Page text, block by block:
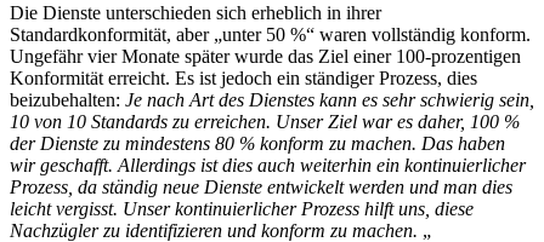
Die Dienste unterschieden sich erheblich in ihrer
Standardkonformität, aber „unter 50 %“ waren vollständig konform.
Ungefähr vier Monate später wurde das Ziel einer 100-prozentigen
Konformität erreicht. Es ist jedoch ein ständiger Prozess, dies
beizubehalten: Je nach Art des Dienstes kann es sehr schwierig sein,
10 von 10 Standards zu erreichen. Unser Ziel war es daher, 100 %
der Dienste zu mindestens 80 % konform zu machen. Das haben
wir geschafft. Allerdings ist dies auch weiterhin ein kontinuierlicher
Prozess, da ständig neue Dienste entwickelt werden und man dies
leicht vergisst. Unser kontinuierlicher Prozess hilft uns, diese
Nachzügler zu identifizieren und konform zu machen. „